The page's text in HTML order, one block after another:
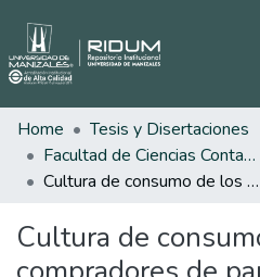
Home
Tesis y Disertaciones
Facultad de Ciencias Contables Económicas y Administrativas
Cultura de consumo de los compradores de panela de estratos socioeconómicos cinco y seis en una ciudad del suroccidente colombiano.
Cultura de